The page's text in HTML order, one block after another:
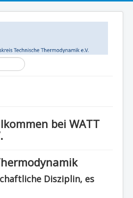
Thermodynamik (JuKoTherm)
bei WATT
Disziplin, es